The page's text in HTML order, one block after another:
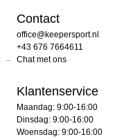
Contact
office@keepersport.nl
+43 676 7664611
Chat met ons
Klantenservice
Maandag: 9:00-16:00
Dinsdag: 9:00-16:00
Woensdag: 9:00-16:00